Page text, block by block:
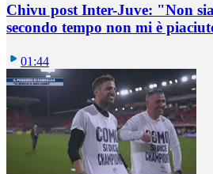
Chivu post Inter-Juve: "Non
secondo tempo non mi è
01:44